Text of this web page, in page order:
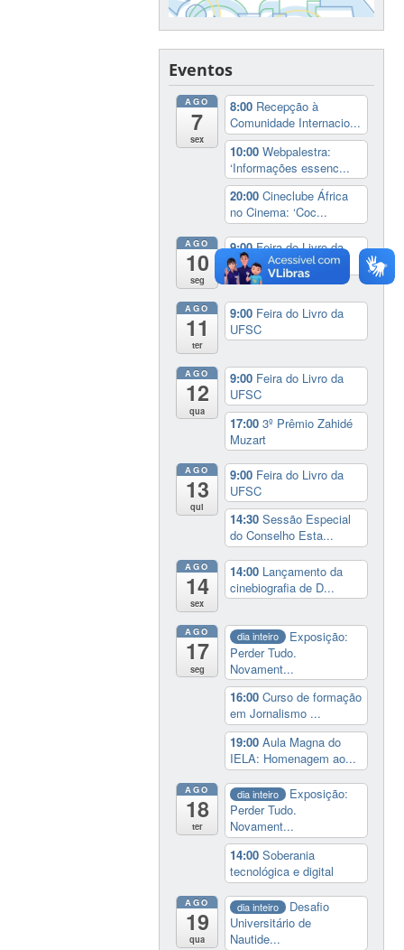
Eventos
AGO
7
sex
8:00 Recepção à
Comunidade Internacio...
10:00Webpalestra:
‘Informações essenc...
20:00Cineclube África
no Cinema: ‘Coc...
AGO
10
seg
9:00Feira do Livro da
UFSC
AGO
11
ter
9:00 Feira do Livro da
UFSC
AGO
12
qua
9:00 Feira do Livro da
UFSC
17:003º Prêmio Zahidé
Muzart
AGO
13
qui
9:00 Feira do Livro da
UFSC
14:30Sessão Especial
do Conselho Esta...
AGO
14
sex
14:00 Lançamento da
cinebiografia de D...
AGO
17
seg
dia inteiro
Exposição:
Perder Tudo.
Novament...
16:00Curso de formação
em Jornalismo ...
19:00Aula Magna do
IELA: Homenagem ao...
AGO
18
ter
dia inteiro
Exposição:
Perder Tudo.
Novament...
14:00Soberania
tecnológica e digital
AGO
19
qua
dia inteiro
Desafio
Universitário de
Nautide...